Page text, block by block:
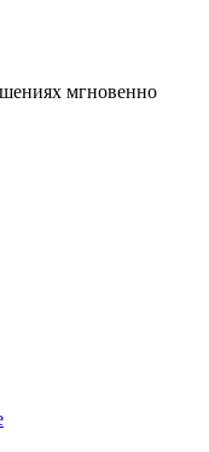
мгновенно